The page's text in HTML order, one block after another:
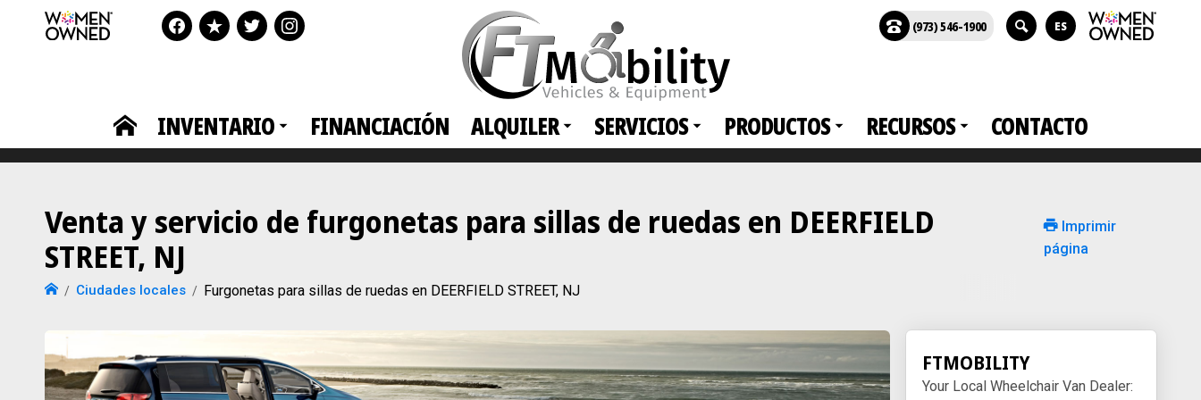
INVENTARIO FINANCIACIÓN ALQUILER SERVICIOS PRODUCTOS RECURSOS CONTACTO
(973) 546-1900 ES
Venta y servicio de furgonetas para sillas de ruedas en DEERFIELD
STREET, NJ
Ciudades locales Furgonetas para sillas de ruedas en DEERFIELD STREET, NJ
Imprimir
página
FTMOBILITY
Your Local Wheelchair Van Dealer: